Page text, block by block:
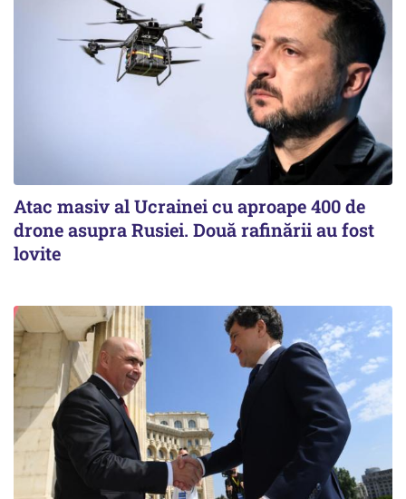
Atac masiv al Ucrainei cu aproape 400 de
drone asupra Rusiei. Două rafinării au fost
lovite